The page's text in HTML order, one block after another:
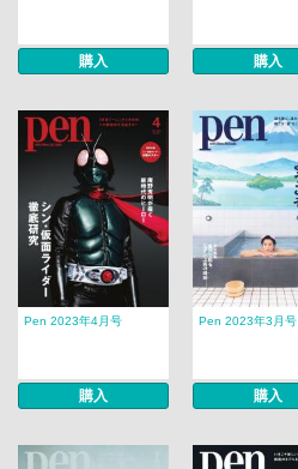
購入 購入
Pen 2023年4月号
購入
Pen 2023年3月号
購入